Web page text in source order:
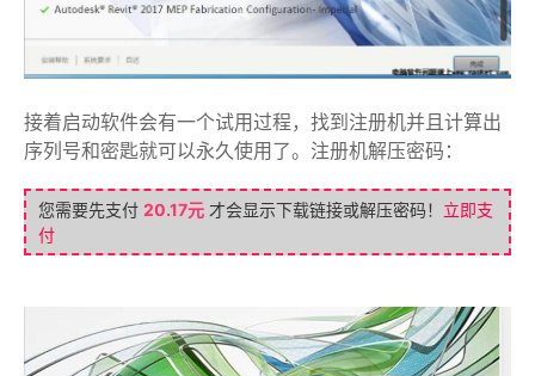
接着启动软件会有一个试用过程，找到注册机并且计算出
序列号和密匙就可以永久使用了。注册机解压密码：
您需要先支付 20.17元 才会显示下载链接或解压密码！ 立即支
付